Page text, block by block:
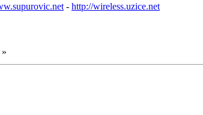
- http://wireless.uzice.net